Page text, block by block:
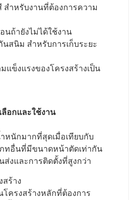
สำหรับงานที่ต้องการความ
นถ้ายังไม่ได้ใช้งาน
สนิม สำหรับการเก็บระยะ
แข็งแรงของโครงสร้างเป็น
ลือกและใช้งาน
หนักมากที่สุดเมื่อเทียบกับ
ทอื่นที่มีขนาดหน้าตัดเท่ากัน
งและการติดตั้งที่สูงกว่า
สร้าง
โครงสร้างหลักที่ต้องการ